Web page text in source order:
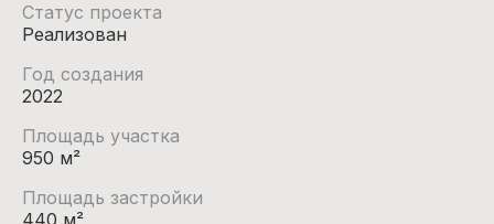
Статус проекта
Реализован
Год создания
2022
Площадь участка
950 м²
Площадь застройки
440 м²